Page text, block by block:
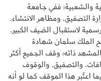
والشعبية؛ ففي جامعة
التصفيق، ومظاهر الانتشاء،
لاستقبال الضيف الكبير،
الملك سلمان شهادة
ذاته؛ وقف الجميع أكثر
والتصفيق، والوقوف
اعتُبر هذا الموقف كما لو أنه